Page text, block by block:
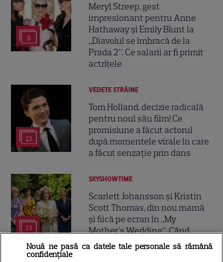
9
Meryl Streep, gest
impresionant pentru Anne
Hathaway și Emily Blunt la
„Diavolul se îmbracă de la
Prada 2”. Ce salarii ar fi primit
actrițele
13
VEDETE STRĂINE
Tom Holland, decizie radicală
pentru noul său film! Ce
promisiune a făcut actorul
după momentele virale în care
a făcut senzație prin dans
13
SKYSHOWTIME
Scarlett Johansson și Kristin
Scott Thomas, din nou mamă
și fiică pe ecran în „My
Mother's Wedding”. Când
apare filmul pe SkyShowtime
Nouă ne pasă ca datele tale personale să rămână
confidențiale